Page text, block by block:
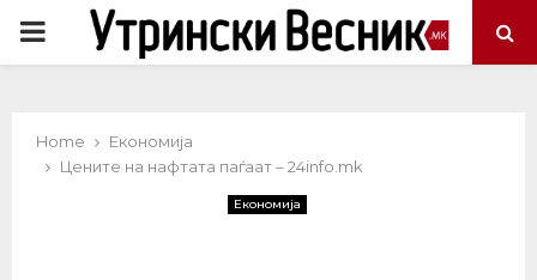
PRIMARY
Home
Економија
Цените на нафтата паѓаат – 24info.mk
Економија